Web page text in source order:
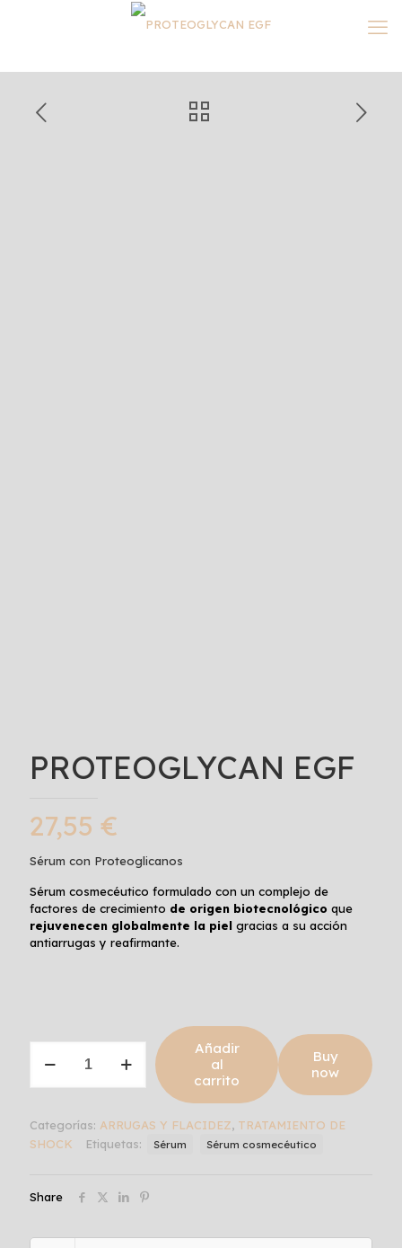
PROTEOGLYCAN EGF
27,55 €
Sérum con Proteoglicanos
Sérum cosmecéutico formulado con un complejo de
factores de crecimiento de origen biotecnológico que
rejuvenecen globalmente la piel gracias a su acción
antiarrugas y reafirmante.
EGF
Añadir
al
carrito
Buy
now
Categorías: ARRUGAS Y FLACIDEZ, TRATAMIENTO DE
SHOCK
Etiquetas: Sérum Sérum cosmecéutico
Share